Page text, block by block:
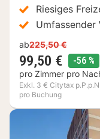
Riesiges
Umfassender
ab225,50 €
99,50 € -56 %
pro Zimmer pro
Exkl. 3 € Citytax
pro Buchung